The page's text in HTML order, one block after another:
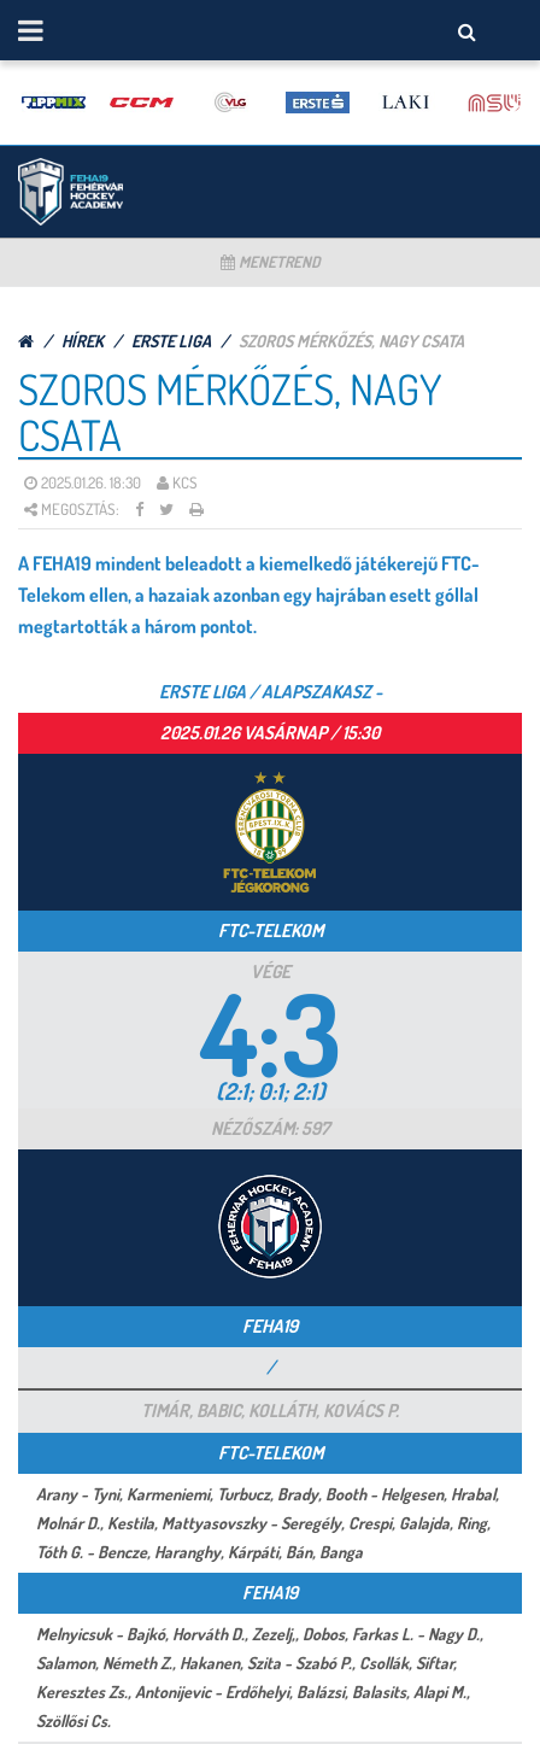
MENETREND
HÍREK ERSTE LIGA SZOROS MÉRKŐZÉS, NAGY CSATA
SZOROS MÉRKŐZÉS, NAGY
CSATA
2025.01.26. 18:30
KCS
MEGOSZTÁS:
A FEHA19 mindent beleadott a kiemelkedő játékerejű FTC-
Telekom ellen, a hazaiak azonban egy hajrában esett góllal
megtartották a három pontot.
ERSTE LIGA / ALAPSZAKASZ -
2025.01.26 VASÁRNAP / 15:30
FTC-TELEKOM
VÉGE
4:3
(2:1; 0:1; 2:1)
NÉZŐSZÁM: 597
FEHA19
/
TIMÁR, BABIC, KOLLÁTH, KOVÁCS P.
FTC-TELEKOM
Arany - Tyni, Karmeniemi, Turbucz, Brady, Booth - Helgesen, Hrabal,
Molnár D., Kestila, Mattyasovszky - Seregély, Crespi, Galajda, Ring,
Tóth G. - Bencze, Haranghy, Kárpáti, Bán, Banga
FEHA19
Melnyicsuk - Bajkó, Horváth D., Zezelj,, Dobos, Farkas L. - Nagy D.,
Salamon, Németh Z., Hakanen, Szita - Szabó P., Csollák, Siftar,
Keresztes Zs., Antonijevic - Erdőhelyi, Balázsi, Balasits, Alapi M.,
Szöllősi Cs.